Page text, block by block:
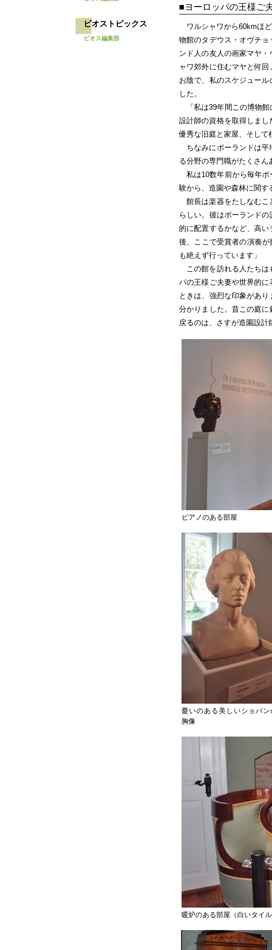
ビオストピックス
ビオス編集部
ヨーロッパの王様ご
ワルシャワから60kmほ
物館のタデウス・オヴチ
ンド人の友人の画家マヤ
ャワ郊外に住むマヤと何
お陰で、私のスケジュー
した。
「私は39年間この博物
設計師の資格を取得しま
優秀な旧庭と家屋、そして
ちなみにポーランドは
る分野の専門職がたくさん
私は10数年前から毎年
験から、造園や森林に関す
館長は楽器をたしなむ
らしい。彼はポーランド
的に配置するかなど、高
後、ここで受賞者の演奏
も絶えず行っています」
この館を訪れる人たち
パの王様ご夫妻や世界的
ときは、強烈な印象があ
分かりました。昔この庭
戻るのは、さすが造園設計
ピアノのある部屋
憂いのある美しいショパン
胸像
暖炉のある部屋（白いタイ